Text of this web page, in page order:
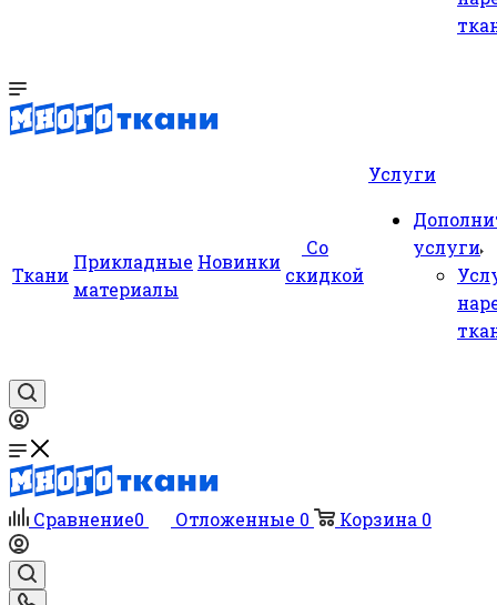
Ткани
Прикладные
материалы
Новинки
Со
скидкой
Услуги
услуги
Сравнение0 Отложенные 0 Корзина 0